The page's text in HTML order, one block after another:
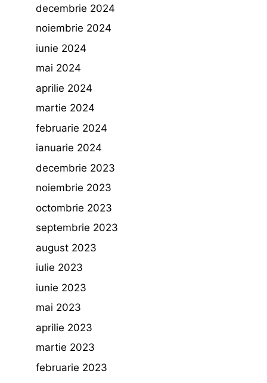
decembrie 2024
noiembrie 2024
iunie 2024
mai 2024
aprilie 2024
martie 2024
februarie 2024
ianuarie 2024
decembrie 2023
noiembrie 2023
octombrie 2023
septembrie 2023
august 2023
iulie 2023
iunie 2023
mai 2023
aprilie 2023
martie 2023
februarie 2023